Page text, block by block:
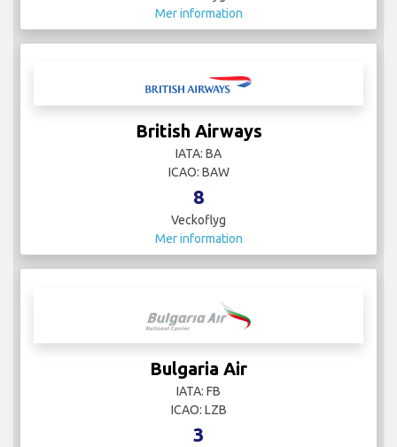
Mer information
British Airways
IATA: BA
ICAO: BAW
8
Veckoflyg
Mer information
Bulgaria Air
IATA: FB
ICAO: LZB
3